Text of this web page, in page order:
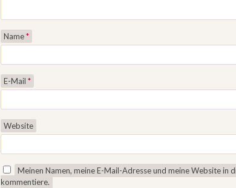
Name*
E-Mail *
Website
Meinen Namen, meine E-Mail-Adresse und meine Website in
kommentiere.